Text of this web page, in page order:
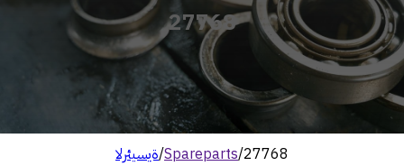
27768
الرئيسية/Spareparts/27768